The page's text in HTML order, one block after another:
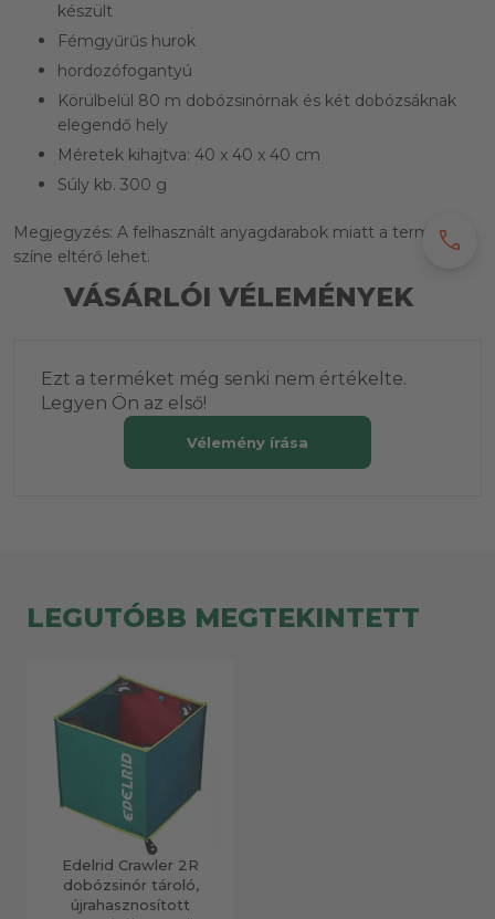
készült
Fémgyűrűs hurok
hordozófogantyú
Körülbelül 80 m dobózsinórnak és két dobózsáknak
elegendő hely
Méretek kihajtva: 40 x 40 x 40 cm
Súly kb. 300 g
Megjegyzés: A felhasznált anyagdarabok miatt a termék
színe eltérő lehet.
VÁSÁRLÓI VÉLEMÉNYEK
Ezt a terméket még senki nem értékelte.
Legyen Ön az első!
Vélemény írása
LEGUTÓBB MEGTEKINTETT
Edelrid Crawler 2R
dobózsinór tároló,
újrahasznosított
call